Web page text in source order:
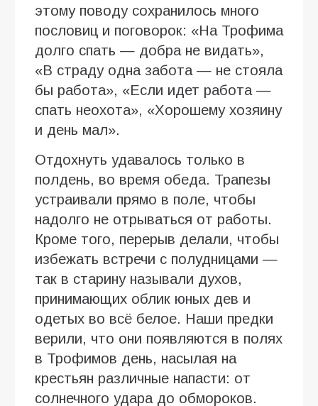
этому поводу сохранилось много
пословиц и поговорок: «На Трофима
долго спать — добра не видать»,
«В страду одна забота — не стояла
бы работа», «Если идет работа —
спать неохота», «Хорошему хозяину
и день мал».
Отдохнуть удавалось только в
полдень, во время обеда. Трапезы
устраивали прямо в поле, чтобы
надолго не отрываться от работы.
Кроме того, перерыв делали, чтобы
избежать встречи с полудницами —
так в старину называли духов,
принимающих облик юных дев и
одетых во всё белое. Наши предки
верили, что они появляются в полях
в Трофимов день, насылая на
крестьян различные напасти: от
солнечного удара до обмороков.